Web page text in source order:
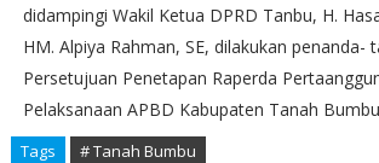
didampingi Wakil Ketua DPRD Tanbu, H.
HM. Alpiya Rahman, SE, dilakukan penanda-
Persetujuan Penetapan Raperda
Pelaksanaan APBD Kabupaten Tanah
Tags # Tanah Bumbu